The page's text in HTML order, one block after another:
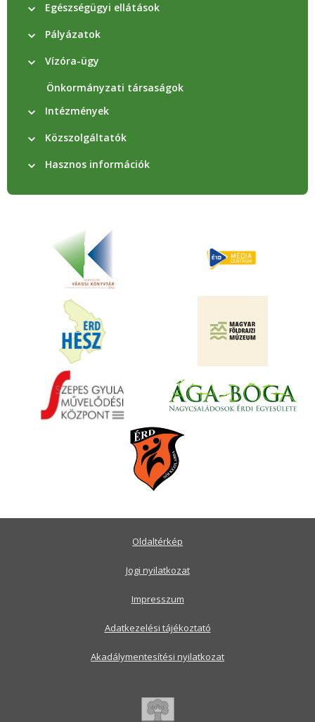
Egészségügyi ellátások
Pályázatok
Vízóra-ügy
Önkormányzati társaságok
Intézmények
Közszolgáltatók
Hasznos információk
Oldaltérkép
Jogi nyilatkozat
Impresszum
Adatkezelési tájékoztató
Akadálymentesítési nyilatkozat